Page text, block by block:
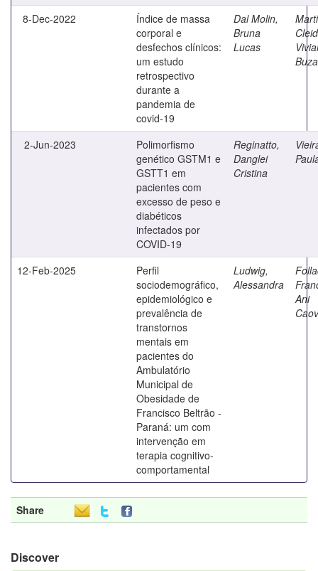
8-Dec-2022
Índice de massa
corporal e
desfechos clínicos:
um estudo
retrospectivo
durante a
pandemia de
covid-19
Dal Molin,
Bruna
Lucas
2-Jun-2023
Polimorfismo
genético GSTM1 e
GSTT1 em
pacientes com
excesso de peso e
diabéticos
infectados por
COVID-19
Reginatto,
Danglei
Cristina
12-Feb-2025
Perfil
sociodemográfico,
epidemiológico e
prevalência de
transtornos
mentais em
pacientes do
Ambulatório
Municipal de
Obesidade de
Francisco Beltrão -
Paraná: um com
intervenção em
terapia cognitivo-
comportamental
Ludwig,
Alessandra
Ani
Share
Discover